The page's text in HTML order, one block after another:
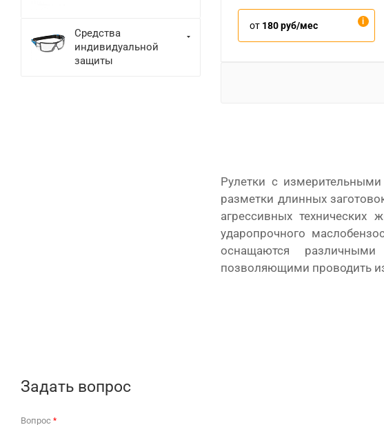
от 180 руб/мес
Рулетки с
разметки длинных
агрессивных
ударопрочного
оснащаются
позволяющими проводить
Средства
индивидуальной
защиты
Задать вопрос
Вопрос *